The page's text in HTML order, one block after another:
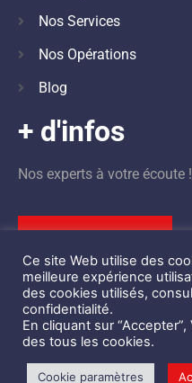
Nos Services
Nos Opérations
Blog
+ d'infos
Nos experts à votre écoute !
Design
Centre d’Ingénierie de la
Ce site Web utilise des
meilleure expérience
des cookies utilisés,
confidentialité.
En cliquant sur
des tous les cookies.
Cookie paramètres